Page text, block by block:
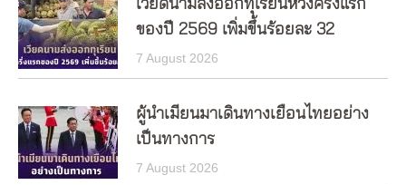
เวียดนามส่งออกทุเรียนห้วงครึ่งแรก
ของปี 2569 เพิ่มขึ้นร้อยละ 32
7 August 2026
ผู้นำเมียนมาเดินทางเยือนไทยอย่าง
เป็นทางการ
7 August 2026